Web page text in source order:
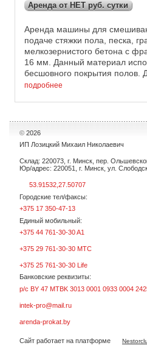
Аренда от НЕТ руб. сутки
Аренда машины для
подаче стяжки пола, песка,
мелкозернистого бетона с
16 мм. Данный материал
бесшовного покрытия полов.
установка проста в
подробнее
© 2026
ИП Лозицкий Михаил Николаевич
Склад: 220073, г. Минск, пер.
Юр/адрес: 220051, г. Минск, ул.
53.91532,27.50707
Городские тел/факсы:
+375 17 350-47-13
Единый мобильный:
+375 44 761-30-30 A1
+375 29 761-30-30 МТС
+375 25 761-30-30 Life
Банковские реквизиты:
р/с BY 47 MTBK 3013 0001 0933 0004
intek-pro@mail.ru
arenda-prokat.by
Сайт работает на платформе